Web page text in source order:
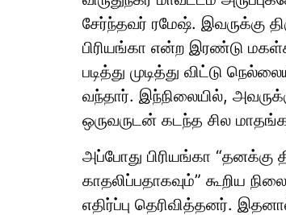
சேர்ந்தவர் ரமேஷ். இவருக்கு
பிரியங்கா என்ற இரண்டு
படித்து முடித்து விட்டு
வந்தார். இந்நிலையில்,
ஒருவருடன் கடந்த சில
அப்போது பிரியங்கா “தனக்கு
காதலிப்பதாகவும்” கூறிய
எதிர்ப்பு தெரிவித்தனர்.